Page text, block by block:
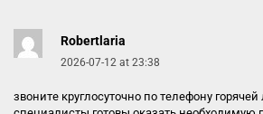
Robertlaria
2026-07-12 at 23:38
звоните круглосуточно по телефону